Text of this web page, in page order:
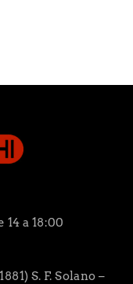
14 a 18:00
S. F. Solano –